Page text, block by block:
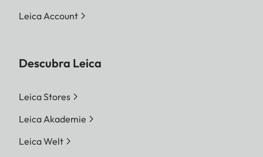
Leica Account
Descubra Leica
Leica Stores
Leica Akademie
Leica Welt